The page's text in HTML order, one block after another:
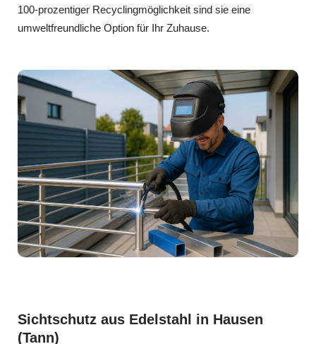
100-prozentiger Recyclingmöglichkeit sind sie eine
umweltfreundliche Option für Ihr Zuhause.
Sichtschutz aus Edelstahl in Hausen
(Tann)